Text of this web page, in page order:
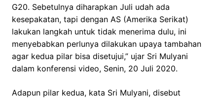
G20. Sebetulnya diharapkan Juli udah ada
kesepakatan, tapi dengan AS (Amerika Serikat)
lakukan langkah untuk tidak menerima dulu, ini
menyebabkan perlunya dilakukan upaya tambahan
agar kedua pilar bisa disetujui,” ujar Sri Mulyani
dalam konferensi video, Senin, 20 Juli 2020.
Adapun pilar kedua, kata Sri Mulyani, disebut